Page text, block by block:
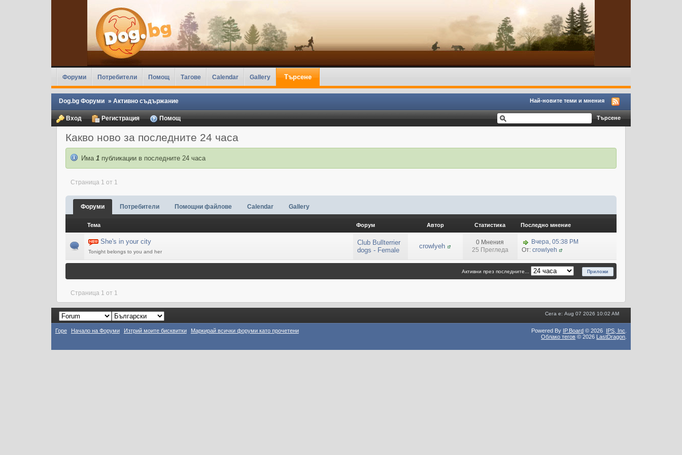
Форуми Потребители Помощ Тагове Calendar Gallery Търсене
Dog.bg Форуми » Активно съдържание Най-новите теми и мнения
Вход Регистрация Помощ
Какво ново за последните 24 часа
Има 1публикации в последните 24 часа
Страница 1 от 1
Форуми Потребители Помощни файлове Calendar Gallery
Тема Форум Автор Статистика Последно мнение
She's in your city
Tonight belongs to you and her
Club Bullterrier
dogs - Female
crowlyeh
0 Мнения
25 Прегледа
Вчера, 05:38 PM
От: crowlyeh
Активни през последните...
Страница 1 от 1
Сега е: Aug 07 2026 10:02 AM
Горе Начало на Форуми Изтрий моите бисквитки Маркирай всички форуми като прочетени Powered By IP.Board © 2026 IPS, Inc
Облако тегов © 2026 LastDragon